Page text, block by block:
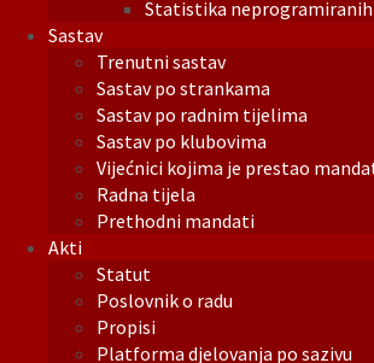
Statistika
Sastav
Trenutni sastav
Sastav po strankama
Sastav po radnim tijelima
Sastav po klubovima
Vijećnici kojima je prestao
Radna tijela
Prethodni mandati
Akti
Statut
Poslovnik o radu
Propisi
Platforma djelovanja po sazivu